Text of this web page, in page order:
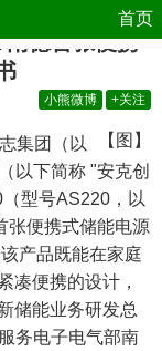
首页
德首张便携
小熊微博 +关注
【图】
集团（以
以下简称 "安克创
（型号AS220 ，以
张便携式储能电源
产品既能在家庭
凑便携的设计，
储能业务研发总
务电子电气部南